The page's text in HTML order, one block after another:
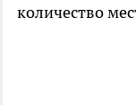
количество